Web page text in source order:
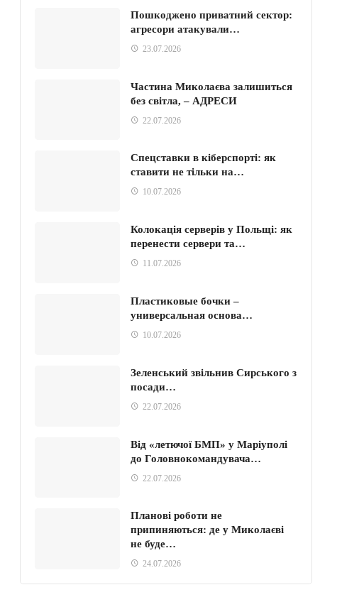
Пошкоджено приватний сектор:
агресори атакували…
23.07.2026
Частина Миколаєва залишиться
без світла, – АДРЕСИ
22.07.2026
Спецставки в кіберспорті: як
ставити не тільки на…
10.07.2026
Колокація серверів у Польщі: як
перенести сервери та…
11.07.2026
Пластиковые бочки –
универсальная основа…
10.07.2026
Зеленський звільнив Сирського з
посади…
22.07.2026
Від «летючої БМП» у Маріуполі
до Головнокомандувача…
22.07.2026
Планові роботи не
припиняються: де у Миколаєві
не буде…
24.07.2026